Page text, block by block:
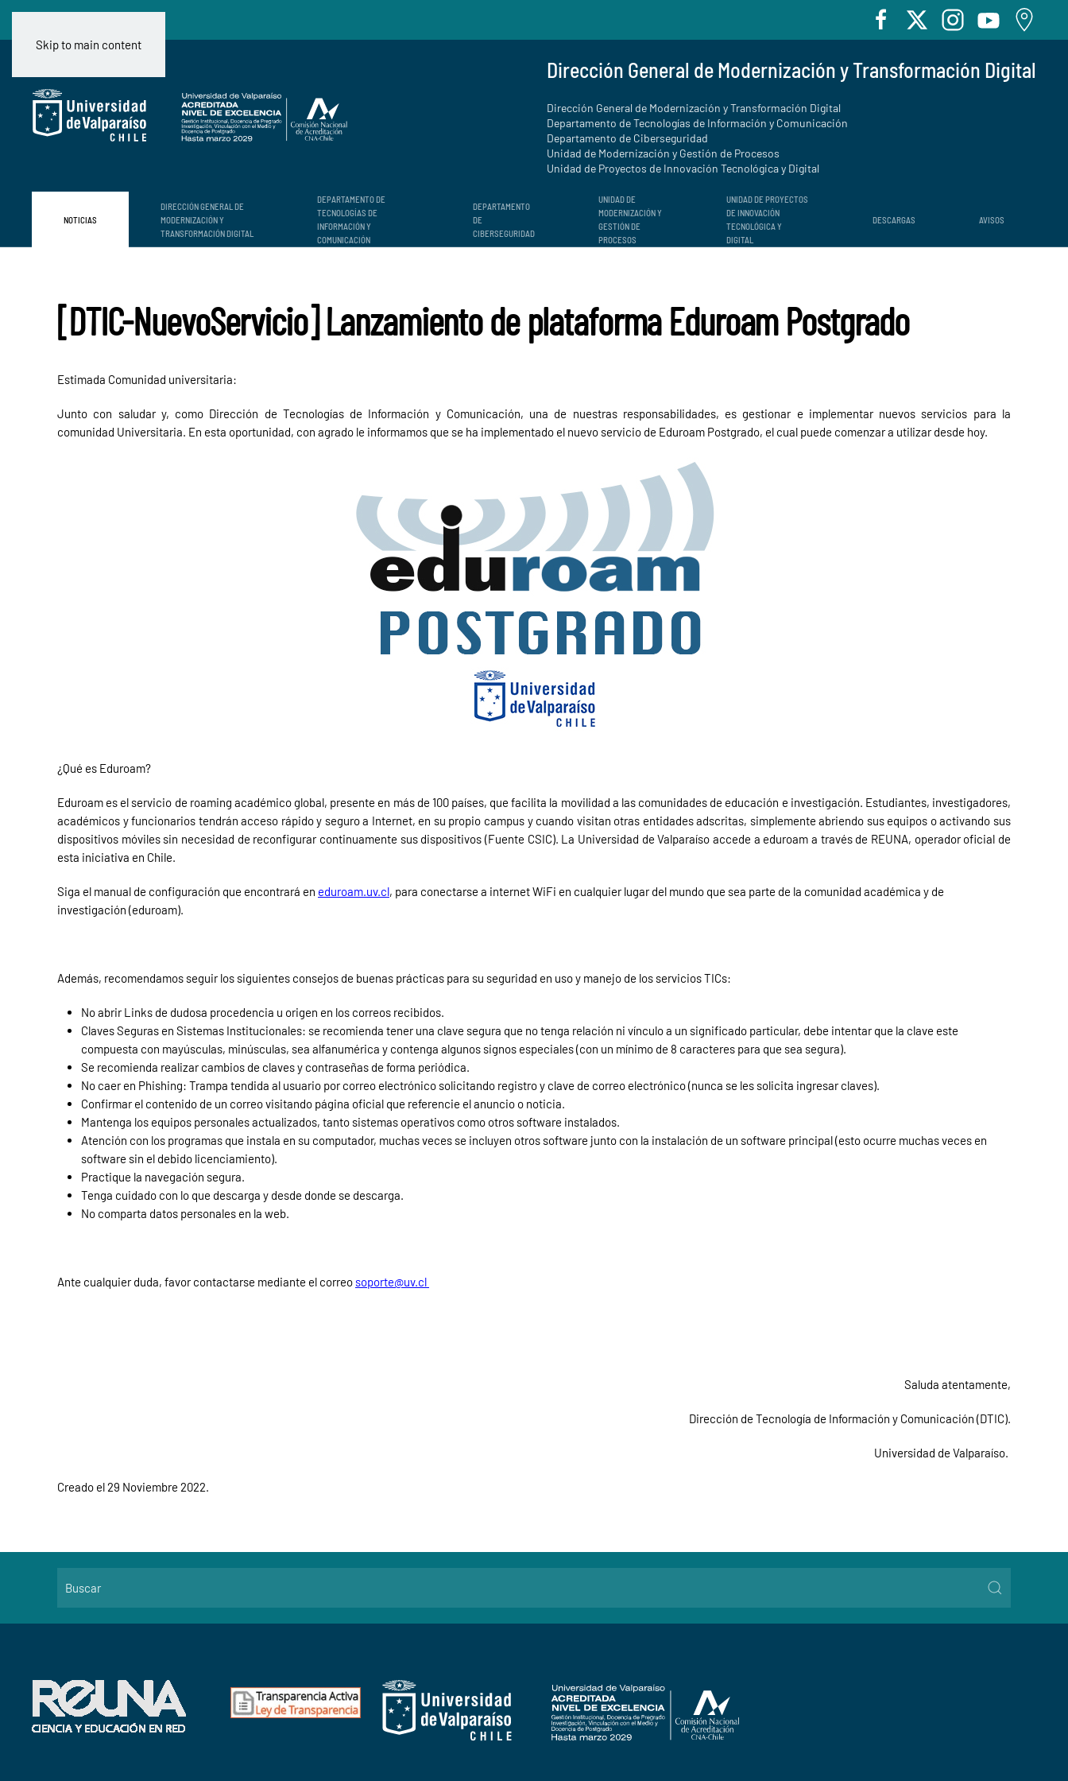
Skip to main content
Dirección General de Modernización y Transformación Digital
Dirección General de Modernización y Transformación Digital
Departamento de Tecnologías de Información y Comunicación
Departamento de Ciberseguridad
Unidad de Modernización y Gestión de Procesos
Unidad de Proyectos de Innovación Tecnológica y Digital
NOTICIAS
DIRECCIÓN GENERAL DE
MODERNIZACIÓN Y
TRANSFORMACIÓN DIGITAL
DEPARTAMENTO DE
TECNOLOGÍAS DE
INFORMACIÓN Y
COMUNICACIÓN
DEPARTAMENTO
DE
CIBERSEGURIDAD
UNIDAD DE
MODERNIZACIÓN Y
GESTIÓN DE
PROCESOS
UNIDAD DE PROYECTOS
DE INNOVACIÓN
TECNOLÓGICA Y
DIGITAL
DESCARGAS AVISOS
[DTIC-NuevoServicio] Lanzamiento de plataforma Eduroam Postgrado
Estimada Comunidad universitaria:
Junto con saludar y, como Dirección de Tecnologías de Información y Comunicación, una de nuestras responsabilidades, es gestionar e implementar nuevos servicios para la
comunidad Universitaria. En esta oportunidad, con agrado le informamos que se ha implementado el nuevo servicio de Eduroam Postgrado, el cual puede comenzar a utilizar desde hoy.
¿Qué es Eduroam?
Eduroam es el servicio de roaming académico global, presente en más de 100 países, que facilita la movilidad a las comunidades de educación e investigación. Estudiantes, investigadores,
académicos y funcionarios tendrán acceso rápido y seguro a Internet, en su propio campus y cuando visitan otras entidades adscritas, simplemente abriendo sus equipos o activando sus
dispositivos móviles sin necesidad de reconfigurar continuamente sus dispositivos (Fuente CSIC). La Universidad de Valparaíso accede a eduroam a través de REUNA, operador oficial de
esta iniciativa en Chile.
Siga el manual de configuración que encontrará en eduroam.uv.cl, para conectarse a internet WiFi en cualquier lugar del mundo que sea parte de la comunidad académica y de
investigación (eduroam).
Además, recomendamos seguir los siguientes consejos de buenas prácticas para su seguridad en uso y manejo de los servicios TICs:
No abrir Links de dudosa procedencia u origen en los correos recibidos.
Claves Seguras en Sistemas Institucionales: se recomienda tener una clave segura que no tenga relación ni vínculo a un significado particular, debe intentar que la clave este
compuesta con mayúsculas, minúsculas, sea alfanumérica y contenga algunos signos especiales (con un mínimo de 8 caracteres para que sea segura).
Se recomienda realizar cambios de claves y contraseñas de forma periódica.
No caer en Phishing: Trampa tendida al usuario por correo electrónico solicitando registro y clave de correo electrónico (nunca se les solicita ingresar claves).
Confirmar el contenido de un correo visitando página oficial que referencie el anuncio o noticia.
Mantenga los equipos personales actualizados, tanto sistemas operativos como otros software instalados.
Atención con los programas que instala en su computador, muchas veces se incluyen otros software junto con la instalación de un software principal (esto ocurre muchas veces en
software sin el debido licenciamiento).
Practique la navegación segura.
Tenga cuidado con lo que descarga y desde donde se descarga.
No comparta datos personales en la web.
Ante cualquier duda, favor contactarse mediante el correo soporte@uv.cl
Saluda atentamente,
Dirección de Tecnología de Información y Comunicación (DTIC).
Universidad de Valparaíso.
Creado el29 Noviembre 2022.